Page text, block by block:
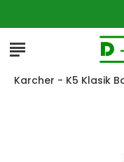
Karcher - K5 Klasik